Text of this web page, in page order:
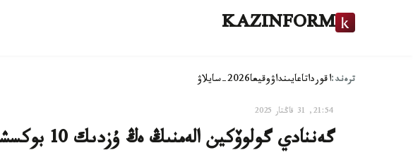
KAZINFORM
ترەند:اقورداتاعايىنداۋوقيعا2026-سايلاۋ
21:54, 31 قاڭتار 2025
گەننادي گولوۆكين الەمنىڭ ەڭ ۇزدىك 10 بوكسشىنىڭ قاتارىنا ەندى